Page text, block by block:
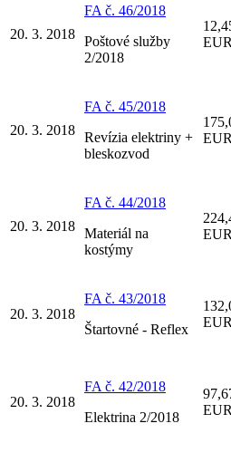
20. 3. 2018
FA č. 46/2018
Poštové služby
2/2018
EUR
20. 3. 2018
FA č. 45/2018
Revízia elektriny +
bleskozvod
EUR
20. 3. 2018
FA č. 44/2018
Materiál na
kostýmy
EUR
20. 3. 2018
FA č. 43/2018
Štartovné - Reflex
EUR
20. 3. 2018
FA č. 42/2018
Elektrina 2/2018
EUR